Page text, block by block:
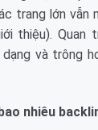
trang lớn vẫn
thiệu). Quan
và trông
nhiêu